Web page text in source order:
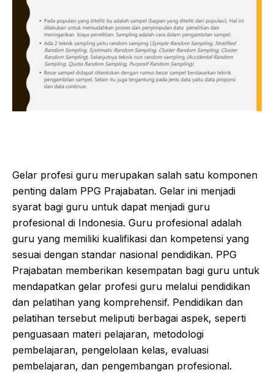
Gelar profesi guru merupakan salah satu komponen
penting dalam PPG Prajabatan. Gelar ini menjadi
syarat bagi guru untuk dapat menjadi guru
profesional di Indonesia. Guru profesional adalah
guru yang memiliki kualifikasi dan kompetensi yang
sesuai dengan standar nasional pendidikan. PPG
Prajabatan memberikan kesempatan bagi guru untuk
mendapatkan gelar profesi guru melalui pendidikan
dan pelatihan yang komprehensif. Pendidikan dan
pelatihan tersebut meliputi berbagai aspek, seperti
penguasaan materi pelajaran, metodologi
pembelajaran, pengelolaan kelas, evaluasi
pembelajaran, dan pengembangan profesional.